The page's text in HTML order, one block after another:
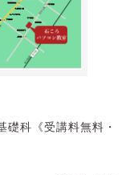
礎科《受講料無料・